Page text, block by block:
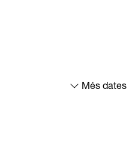
Més dates